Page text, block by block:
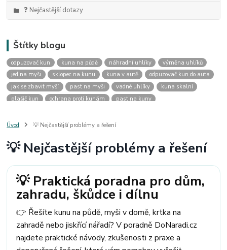
❓ Nejčastější dotazy
Štítky blogu
odpuzovač kun kuna na půdě náhradní uhlíky
výměna uhlíků
jed na myši
sklopec na kunu kuna v autě
odpuzovač kun do auta
jak se zbavit myší
past na myši vadné uhlíky
kuna skalní
plašič kun
ochrana proti kunám
past na kuny
past na kunu
myši v domě odpuzovač myší
štěnice
štěnice v hotelu jak se zbavit kuny
kuna ve střeše
mravenci a mšice
uhlíky do nářadí
uhlíky do nařadí
uhlíky do vysavače
uhlíky do pračky uhlíky do
uhlíky parkside
uhlíky ferm uhlíky makita
uhlíkové kartáče
kde sehnat uhlíky
kde koupit uhlíky
Úvod 💡 Nejčastější problémy a řešení
💡 Nejčastější problémy a řešení
💡 Praktická poradna pro dům,
zahradu, škůdce i dílnu
👉 Řešíte kunu na půdě, myši v domě, krtka na
zahradě nebo jiskřící nářadí? V poradně DoNaradi.cz
najdete praktické návody, zkušenosti z praxe a